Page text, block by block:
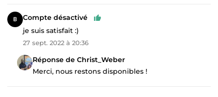
Compte désactivé
je suis satisfait :)
27 sept. 2022 à 20:36
Réponse de Christ_Weber
Merci, nous restons disponibles !